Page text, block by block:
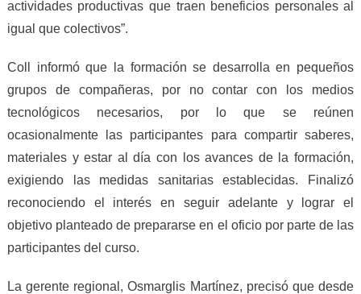
actividades productivas que traen beneficios personales al
igual que colectivos”.
Coll informó que la formación se desarrolla en pequeños
grupos de compañeras, por no contar con los medios
tecnológicos necesarios, por lo que se reúnen
ocasionalmente las participantes para compartir saberes,
materiales y estar al día con los avances de la formación,
exigiendo las medidas sanitarias establecidas.
Finalizó
reconociendo el interés en seguir adelante y lograr el
objetivo planteado de prepararse en el oficio por parte de las
participantes del curso.
La gerente regional, Osmarglis Martínez, precisó que desde